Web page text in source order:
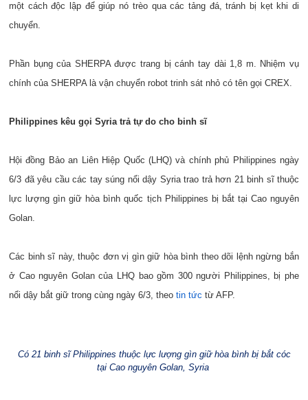
một cách độc lập để giúp nó trèo qua các tảng đá, tránh bị kẹt khi di
chuyển.
Phần bụng của SHERPA được trang bị cánh tay dài 1,8 m. Nhiệm vụ
chính của SHERPA là vận chuyển robot trinh sát nhỏ có tên gọi CREX.
Philippines kêu gọi Syria trả tự do cho binh sĩ
Hội đồng Bảo an Liên Hiệp Quốc (LHQ) và chính phủ Philippines ngày
6/3 đã yêu cầu các tay súng nổi dậy Syria trao trả hơn 21 binh sĩ thuộc
lực lượng gìn giữ hòa bình quốc tịch Philippines bị bắt tại Cao nguyên
Golan.
Các binh sĩ này, thuộc đơn vị gìn giữ hòa bình theo dõi lệnh ngừng bắn
ở Cao nguyên Golan của LHQ bao gồm 300 người Philippines, bị phe
nổi dậy bắt giữ trong cùng ngày 6/3, theo tin tức từ AFP.
Có 21 binh sĩ Philippines thuộc lực lượng gìn giữ hòa bình bị bắt cóc
tại Cao nguyên Golan, Syria